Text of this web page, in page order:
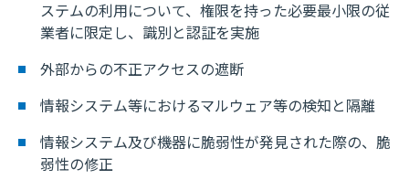
ステムの利用について、権限を持った必要最小限の従
業者に限定し、識別と認証を実施
外部からの不正アクセスの遮断
情報システム等におけるマルウェア等の検知と隔離
情報システム及び機器に脆弱性が発見された際の、脆
弱性の修正